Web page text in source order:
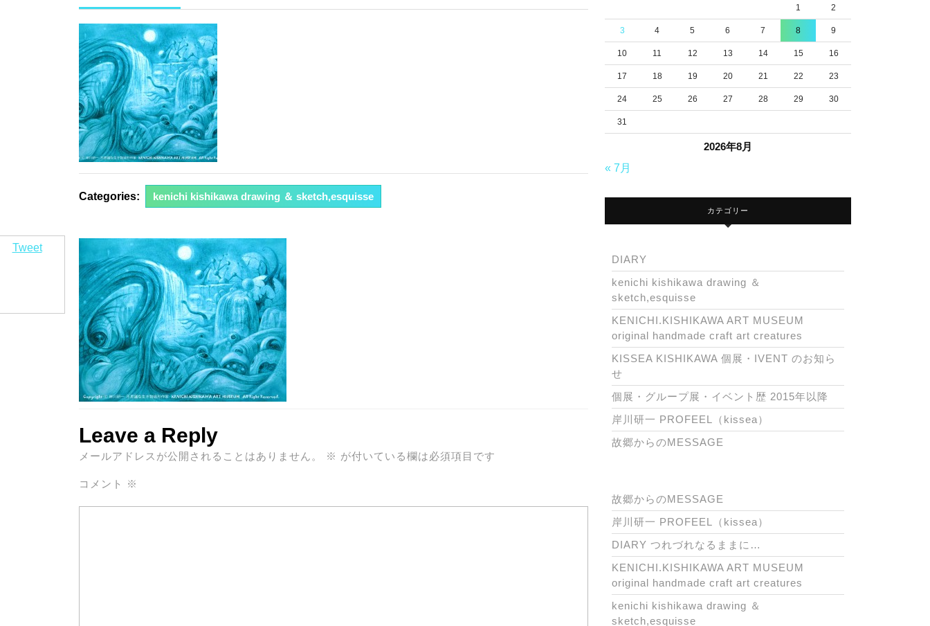
年
月
3
日
Categories: kenichi kishikawa drawing ＆ sketch,esquisse
Tweet
Leave a Reply
メールアドレスが公開されることはありません。 ※ が付いている欄は必須項目です
コメント ※
2026年8月
1 2
3 4 5 6 7 8 9
10 11 12 13 14 15 16
17 18 19 20 21 22 23
24 25 26 27 28 29 30
31
« 7月
カテゴリー
DIARY
kenichi kishikawa drawing ＆
sketch,esquisse
KENICHI.KISHIKAWA ART MUSEUM
original handmade craft art creatures
KISSEA KISHIKAWA 個展・IVENT のお知ら
せ
個展・グループ展・イベント歴 2015年以降
岸川研一 PROFEEL（kissea）
故郷からのMESSAGE
故郷からのMESSAGE
岸川研一 PROFEEL（kissea）
DIARY つれづれなるままに…
KENICHI.KISHIKAWA ART MUSEUM
original handmade craft art creatures
kenichi kishikawa drawing ＆
sketch,esquisse